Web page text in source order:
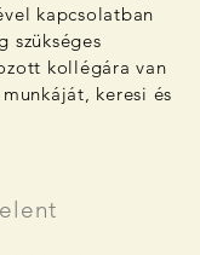
kapcsolatban
szükséges
kollégára van
keresi és